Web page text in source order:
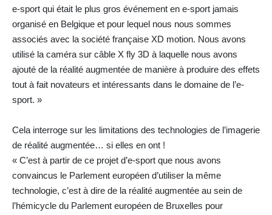
e-sport qui était le plus gros événement en e-sport jamais
organisé en Belgique et pour lequel nous nous sommes
associés avec la société française XD motion. Nous avons
utilisé la caméra sur câble X fly 3D à laquelle nous avons
ajouté de la réalité augmentée de manière à produire des effets
tout à fait novateurs et intéressants dans le domaine de l’e-
sport. »
Cela interroge sur les limitations des technologies de l’imagerie
de réalité augmentée… si elles en ont !
« C’est à partir de ce projet d’e-sport que nous avons
convaincus le Parlement européen d’utiliser la même
technologie, c’est à dire de la réalité augmentée au sein de
l’hémicycle du Parlement européen de Bruxelles pour